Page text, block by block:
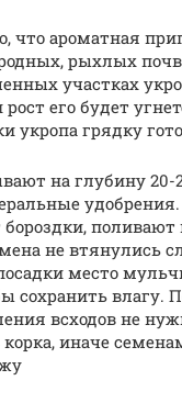
что ароматная
рыхлых
участках
рост его будет
укропа грядку
на глубину 20-
не втянулись
место
сохранить влагу.
всходов не
корка, иначе